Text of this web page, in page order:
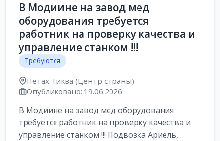
В Модиине на завод мед
оборудования требуется
работник на проверку качества и
управление станком !!!
Требуются
Петах Тиква (Центр страны)
Опубликовано: 19.06.2026
В Модиине на завод мед оборудования
требуется работник на проверку качества и
управление станком !!! Подвозка Ариель,